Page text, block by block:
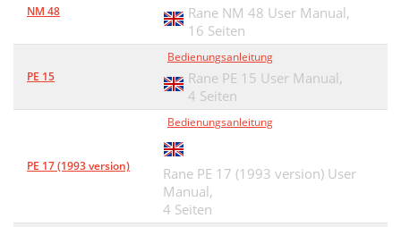
NM 48
Rane NM 48 User Manual,
16 Seiten
PE 15
Bedienungsanleitung
Rane PE 15 User Manual,
4 Seiten
PE 17 (1993 version)
Bedienungsanleitung
Rane PE 17 (1993 version) User
Manual,
4 Seiten